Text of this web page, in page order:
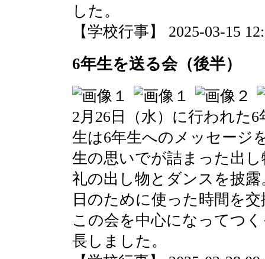
した。
【学校行事】 2025-03-15
6年生を送る会（後半）
2月26日（水）に行われた
生は6年生へのメッセージ
生の思いでが詰まった出
礼の出し物とダンスを披
日のために使った時間を
この会を中心になってつ
長しました。